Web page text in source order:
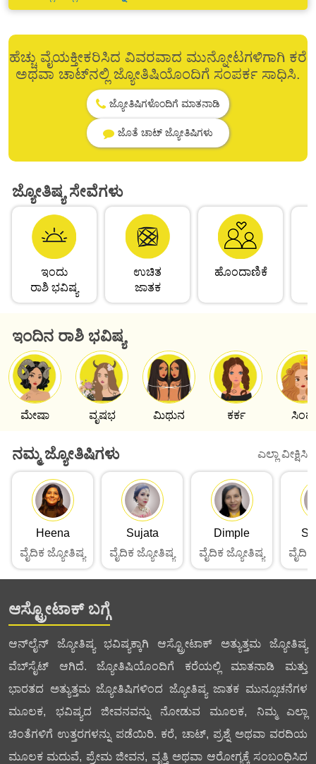
ಹೆಚ್ಚು ವೈಯಕ್ತೀಕರಿಸಿದ ವಿವರವಾದ ಮುನ್ನೋಟಗಳಿಗಾಗಿ ಕರೆ
ಅಥವಾ ಚಾಟ್‌ನಲ್ಲಿ ಜ್ಯೋತಿಷಿಯೊಂದಿಗೆ ಸಂಪರ್ಕ ಸಾಧಿಸಿ.
ಜ್ಯೋತಿಷಿಗಳೊಂದಿಗೆ ಮಾತನಾಡಿ
ಜೊತೆ ಚಾಟ್ ಜ್ಯೋತಿಷಿಗಳು
ಜ್ಯೋತಿಷ್ಯ ಸೇವೆಗಳು
ಇಂದು
ರಾಶಿ ಭವಿಷ್ಯ
ಉಚಿತ
ಜಾತಕ
ಹೊಂದಾಣಿಕೆ
ಇಂದಿನ ರಾಶಿ ಭವಿಷ್ಯ
ಮೇಷಾ ವೃಷಭ ಮಿಥುನ ಕರ್ಕ ಸಿಂಹ
ನಮ್ಮ ಜ್ಯೋತಿಷಿಗಳು ಎಲ್ಲಾ ವೀಕ್ಷಿಸಿ
Heena
ವೈದಿಕ ಜ್ಯೋತಿಷ್ಯ
Sujata
ವೈದಿಕ ಜ್ಯೋತಿಷ್ಯ
Dimple
ವೈದಿಕ ಜ್ಯೋತಿಷ್ಯ
ಆಸ್ಟ್ರೋಟಾಕ್ ಬಗ್ಗೆ
ಆನ್‌ಲೈನ್ ಜ್ಯೋತಿಷ್ಯ ಭವಿಷ್ಯಕ್ಕಾಗಿ ಆಸ್ಟ್ರೋಟಾಕ್ ಅತ್ಯುತ್ತಮ ಜ್ಯೋತಿಷ್ಯ
ವೆಬ್‌ಸೈಟ್ ಆಗಿದೆ. ಜ್ಯೋತಿಷಿಯೊಂದಿಗೆ ಕರೆಯಲ್ಲಿ ಮಾತನಾಡಿ ಮತ್ತು
ಭಾರತದ ಅತ್ಯುತ್ತಮ ಜ್ಯೋತಿಷಿಗಳಿಂದ ಜ್ಯೋತಿಷ್ಯ ಜಾತಕ ಮುನ್ಸೂಚನೆಗಳ
ಮೂಲಕ, ಭವಿಷ್ಯದ ಜೀವನವನ್ನು ನೋಡುವ ಮೂಲಕ, ನಿಮ್ಮ ಎಲ್ಲಾ
ಚಿಂತೆಗಳಿಗೆ ಉತ್ತರಗಳನ್ನು ಪಡೆಯಿರಿ. ಕರೆ, ಚಾಟ್, ಪ್ರಶ್ನೆ ಅಥವಾ ವರದಿಯ
ಮೂಲಕ ಮದುವೆ, ಪ್ರೇಮ ಜೀವನ, ವೃತ್ತಿ ಅಥವಾ ಆರೋಗ್ಯಕ್ಕೆ ಸಂಬಂಧಿಸಿದ